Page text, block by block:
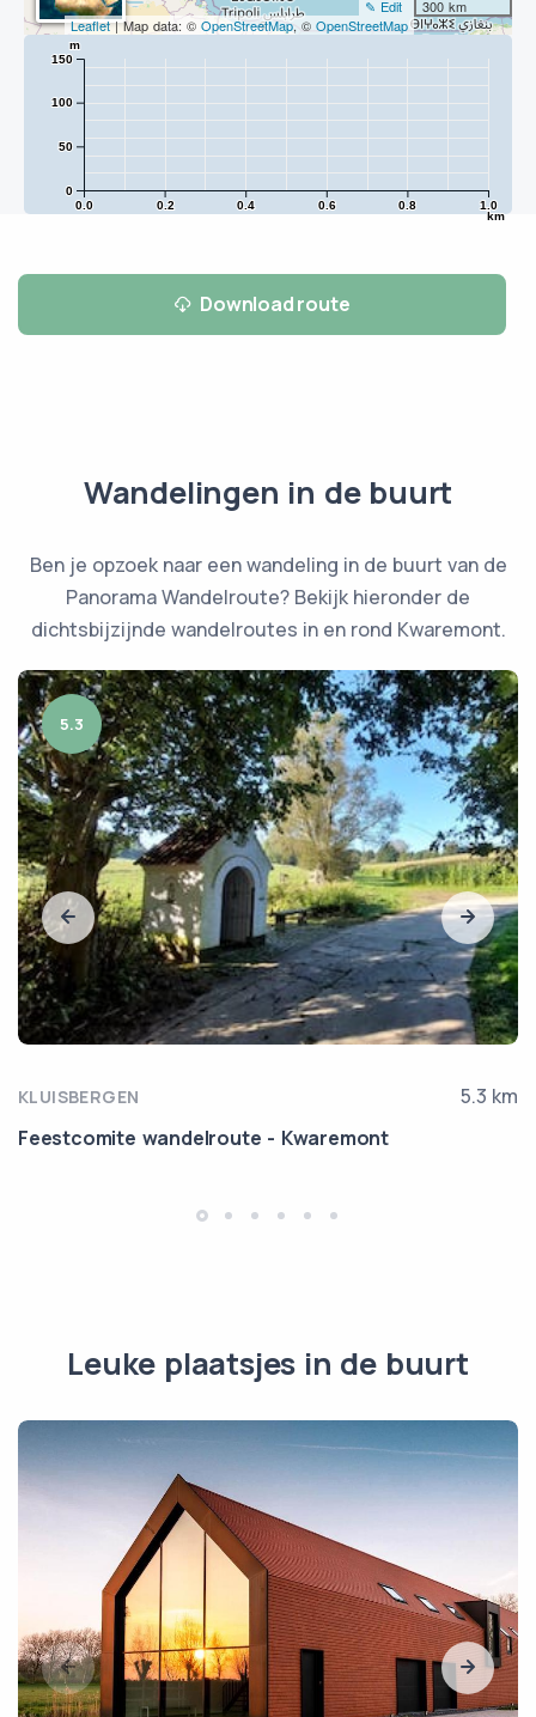
300 km
✎ Edit
Leaflet| Map data: © OpenStreetMap, © OpenStreetMap
0.0 0.2 0.4 0.6 0.8 1.0
km
0
50
100
150
m
Download route
Wandelingen in de buurt
Ben je opzoek naar een wandeling in de buurt van de
Panorama Wandelroute? Bekijk hieronder de
dichtsbijzijnde wandelroutes in en rond Kwaremont.
5.3
KLUISBERGEN
5.3 km
Feestcomite wandelroute - Kwaremont
Leuke plaatsjes in de buurt